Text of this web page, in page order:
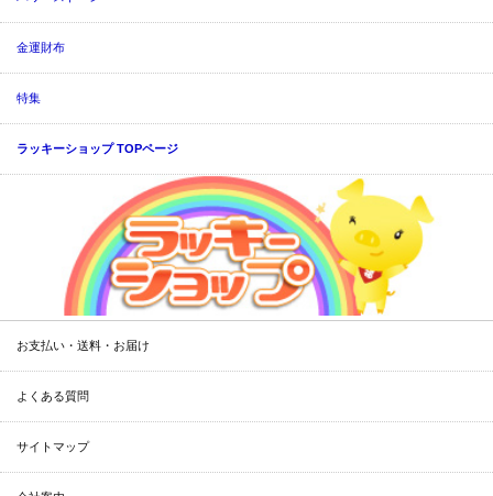
金運財布
特集
ラッキーショップ TOPページ
お支払い・送料・お届け
よくある質問
サイトマップ